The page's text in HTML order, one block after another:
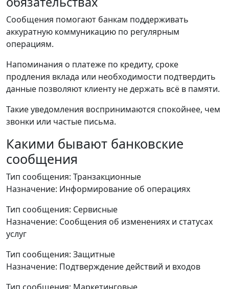
Сообщения помогают банкам поддерживать
аккуратную коммуникацию по регулярным
операциям.
Напоминания о платеже по кредиту, сроке
продления вклада или необходимости подтвердить
данные позволяют клиенту не держать всё в памяти.
Такие уведомления воспринимаются спокойнее, чем
звонки или частые письма.
Какими бывают банковские
сообщения
Тип сообщения: Транзакционные
Назначение: Информирование об операциях
Тип сообщения: Сервисные
Назначение: Сообщения об изменениях и статусах
услуг
Тип сообщения: Защитные
Назначение: Подтверждение действий и входов